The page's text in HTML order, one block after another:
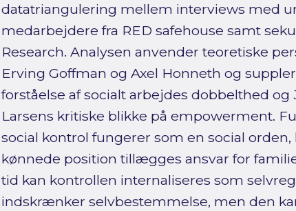
datatriangulering mellem interviews med
medarbejdere fra RED safehouse samt
Research. Analysen anvender teoretiske
Erving Goffman og Axel Honneth og
forståelse af socialt arbejdes dobbelthed
Larsens kritiske blikke på empowerment.
social kontrol fungerer som en social
kønnede position tillægges ansvar for
tid kan kontrollen internaliseres som
indskrænker selvbestemmelse, men den